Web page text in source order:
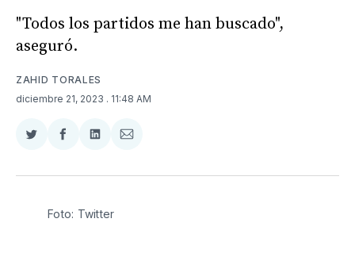
"Todos los partidos me han buscado",
aseguró.
ZAHID TORALES
diciembre 21, 2023 . 11:48 AM
Compartir
Twitter
Compartir
Facebook
Compartir
LinkedIn
Compartir
Email
Foto: Twitter